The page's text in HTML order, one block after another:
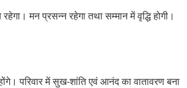
मन प्रसन्न रहेगा तथा सम्मान में वृद्धि होगी।
परिवार में सुख-शांति एवं आनंद का वातावरण बना